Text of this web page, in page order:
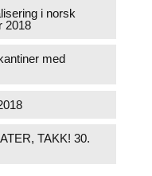
i norsk
2018
med
TAKK! 30.